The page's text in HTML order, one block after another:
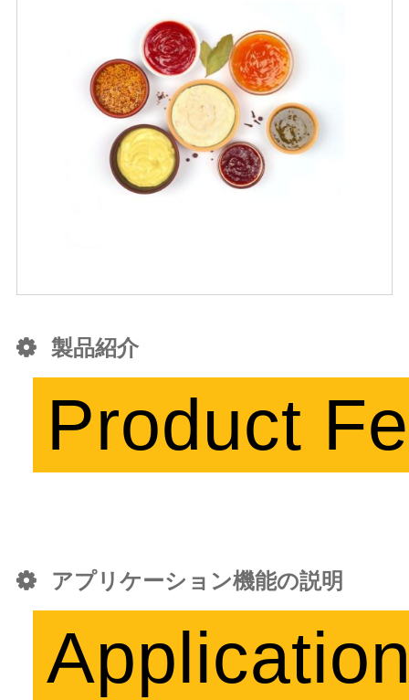
製品紹介
Product
アプリケーション機能の説明